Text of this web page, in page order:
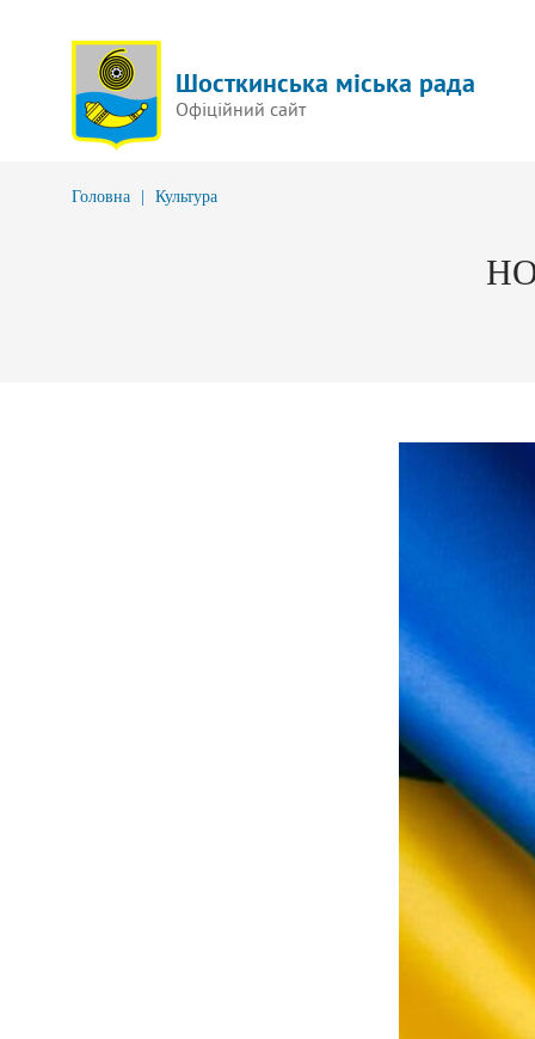
Шосткинська міська рада
Офіційний сайт
Головна Культура